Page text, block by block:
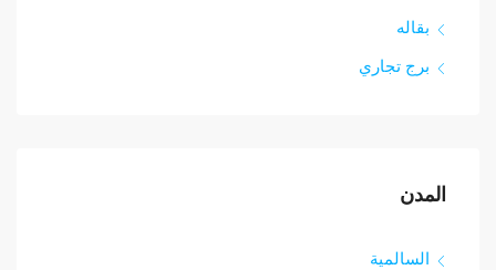
بقاله
برج تجاري
المدن
السالمية